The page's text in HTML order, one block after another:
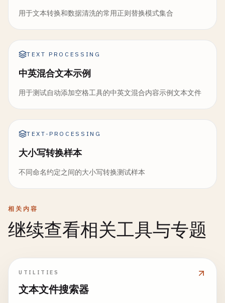
用于文本转换和数据清洗的常用正则替换模式集合
TEXT PROCESSING
中英混合文本示例
用于测试自动添加空格工具的中英文混合内容示例文本文件
TEXT-PROCESSING
大小写转换样本
不同命名约定之间的大小写转换测试样本
相关内容
继续查看相关工具与专题
UTILITIES
文本文件搜索器